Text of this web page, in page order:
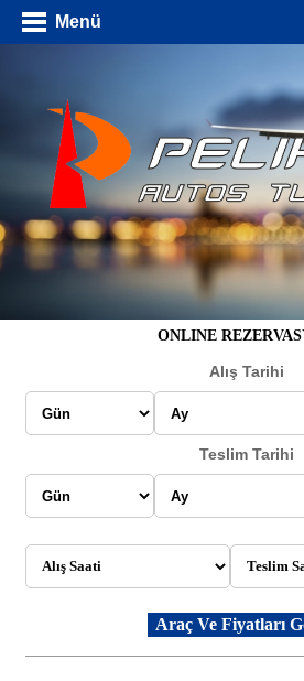
Menü
ONLINE
Alış Tarihi
Teslim Tarihi